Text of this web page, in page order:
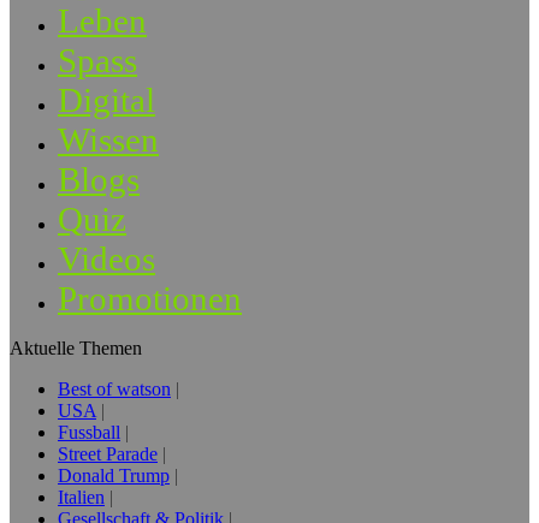
Leben
Spass
Digital
Wissen
Blogs
Quiz
Videos
Promotionen
Aktuelle Themen
Best of watson
USA
Fussball
Street Parade
Donald Trump
Italien
Gesellschaft & Politik